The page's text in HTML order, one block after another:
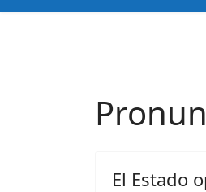
El Estado